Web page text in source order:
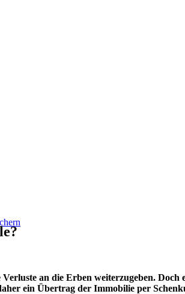
an die Erben weiterzugeben.
ein Übertrag der Immobilie per